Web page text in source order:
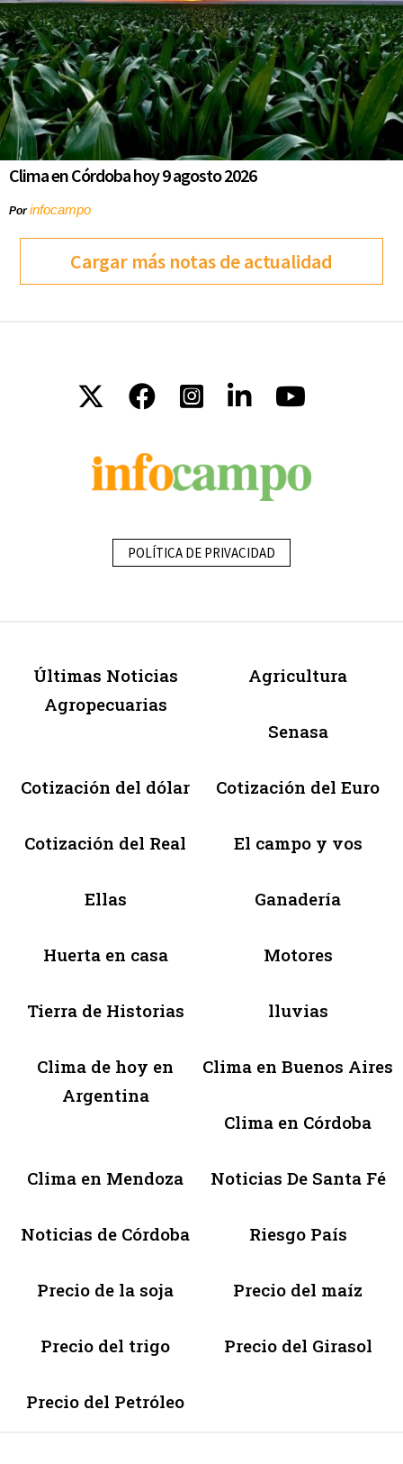
Clima en Córdoba hoy 9 agosto 2026
Porinfocampo
Cargar más notas de actualidad
POLÍTICA DE PRIVACIDAD
Últimas Noticias
Agropecuarias
Agricultura
Senasa
Cotización del dólar Cotización del Euro
Cotización del Real El campo y vos
Ellas Ganadería
Huerta en casa Motores
Tierra de Historias lluvias
Clima de hoy en
Argentina
Clima en Buenos Aires
Clima en Córdoba
Clima en Mendoza Noticias De Santa Fé
Noticias de Córdoba Riesgo País
Precio de la soja Precio del maíz
Precio del trigo Precio del Girasol
Precio del Petróleo